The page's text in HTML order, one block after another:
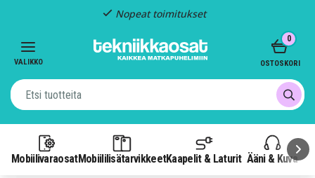
Nopeat toimitukset
VALIKKO
MobiilivaraosatMobiililisätarvikkeetKaapelit & Laturit Ääni & Kuva
0
OSTOSKORI